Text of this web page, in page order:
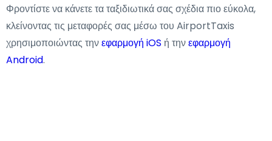
Φροντίστε να κάνετε τα ταξιδιωτικά σας σχέδια πιο εύκολα,
κλείνοντας τις μεταφορές σας μέσω του AirportTaxis
χρησιμοποιώντας τηνεφαρμογή iOS ή τηνεφαρμογή
Android.